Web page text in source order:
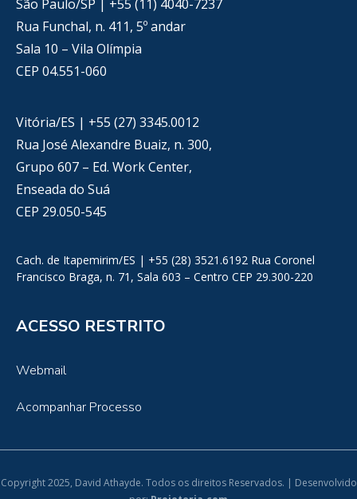
São Paulo/SP | +55 (11) 4040-7237
Rua Funchal, n. 411, 5º andar
Sala 10 – Vila Olímpia
CEP 04.551-060
Vitória/ES | +55 (27) 3345.0012
Rua José Alexandre Buaiz, n. 300,
Grupo 607 – Ed. Work Center,
Enseada do Suá
CEP 29.050-545
Cach. de Itapemirim/ES | +55 (28) 3521.6192 Rua Coronel
Francisco Braga, n. 71, Sala 603 – Centro CEP 29.300-220
ACESSO RESTRITO
Webmail
Acompanhar Processo
Copyright 2025, David Athayde. Todos os direitos Reservados. | Desenvolvido